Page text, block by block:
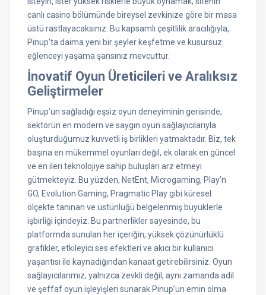
canlı casino bölümünde bireysel zevkinize göre bir masa
üstü rastlayacaksınız. Bu kapsamlı çeşitlilik aracılığıyla,
Pinup’ta daima yeni bir şeyler keşfetme ve kusursuz
eğlenceyi yaşama şansınız mevcuttur.
İnovatif Oyun Üreticileri ve Aralıksız
Geliştirmeler
Pinup’un sağladığı eşsiz oyun deneyiminin gerisinde,
sektörün en modern ve saygın oyun sağlayıcılarıyla
oluşturduğumuz kuvvetli iş birlikleri yatmaktadır. Biz, tek
başına en mükemmel oyunları değil, ek olarak en güncel
ve en ileri teknolojiye sahip buluşları arz etmeyi
gütmekteyiz. Bu yüzden, NetEnt, Microgaming, Play’n
GO, Evolution Gaming, Pragmatic Play gibi küresel
ölçekte tanınan ve üstünlüğü belgelenmiş büyüklerle
işbirliği içindeyiz. Bu partnerlikler sayesinde, bu
platformda sunulan her içeriğin, yüksek çözünürlüklü
grafikler, etkileyici ses efektleri ve akıcı bir kullanıcı
yaşantısı ile kaynadığından kanaat getirebilirsiniz. Oyun
sağlayıcılarımız, yalnızca zevkli değil, aynı zamanda adil
ve şeffaf oyun işleyişleri sunarak Pinup’un emin olma